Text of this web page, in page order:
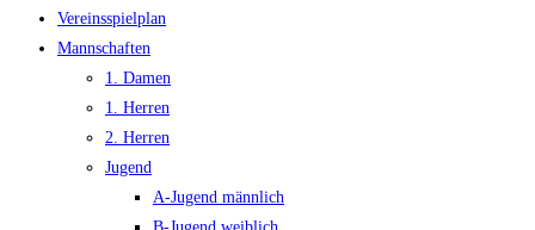
Vereinsspielplan
Mannschaften
1. Damen
1. Herren
2. Herren
Jugend
A-Jugend männlich